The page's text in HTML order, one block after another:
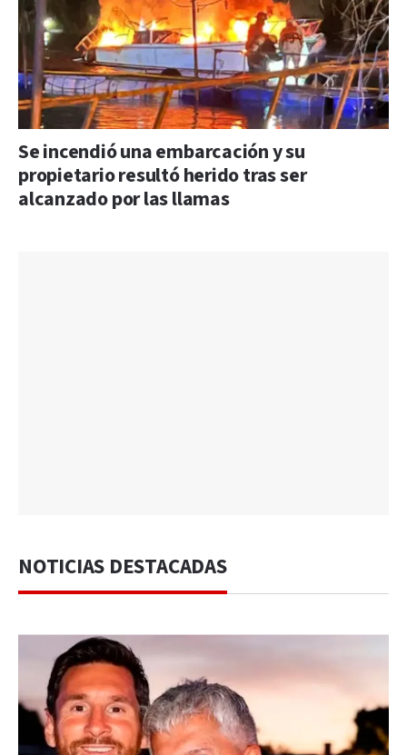
Se incendió una embarcación y su
propietario resultó herido tras ser
alcanzado por las llamas
NOTICIAS DESTACADAS